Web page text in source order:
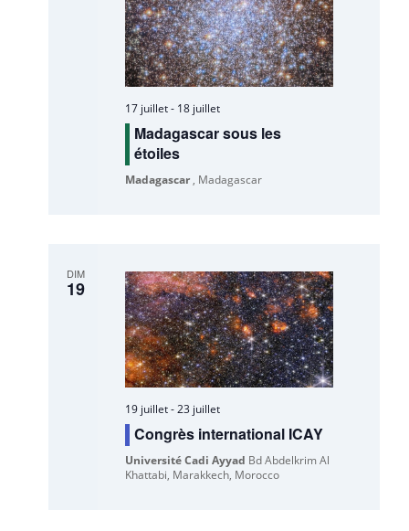
17 juillet- 18 juillet
Madagascar sous les
étoiles
Madagascar , Madagascar
DIM
19
19 juillet-23 juillet
Congrès international ICAY
Université Cadi Ayyad Bd Abdelkrim Al
Khattabi, Marakkech, Morocco